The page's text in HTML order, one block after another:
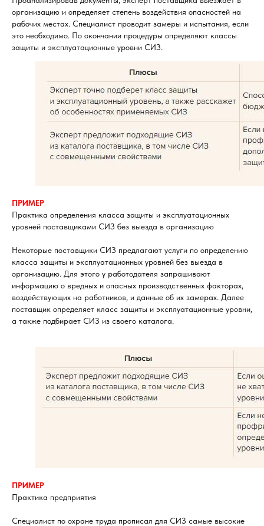
организацию и определяет степень воздействия опасностей на
рабочих местах. Специалист проводит замеры и испытания, если
это необходимо. По окончании процедуры определяют классы
защиты и эксплуатационные уровни СИЗ.
ПРИМЕР
Практика определения класса защиты и эксплуатационных
уровней поставщиками СИЗ без выезда в организацию
Некоторые поставщики СИЗ предлагают услуги по определению
класса защиты и эксплуатационных уровней без выезда в
организацию. Для этого у работодателя запрашивают
информацию о вредных и опасных производственных факторах,
воздействующих на работников, и данные об их замерах. Далее
поставщик определяет класс защиты и эксплуатационные уровни,
а также подбирает СИЗ из своего каталога.
ПРИМЕР
Практика предприятия
Специалист по охране труда прописал для СИЗ самые высокие